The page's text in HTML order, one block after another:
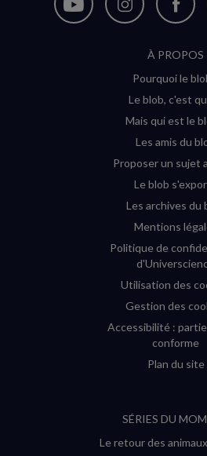
Nous
Nous
Instagram
(nouvelle
Nous
sur
À PROPOS
Pourquoi le
Le blob, c'est
Mais qui est le
Les amis du
Proposer un sujet
Le blob
Les archives du
Mentions
Politique de
Utilisation des
Gestion des
Accessibilité :
conforme
Plan du site
SÉRIES DU
Le retour des